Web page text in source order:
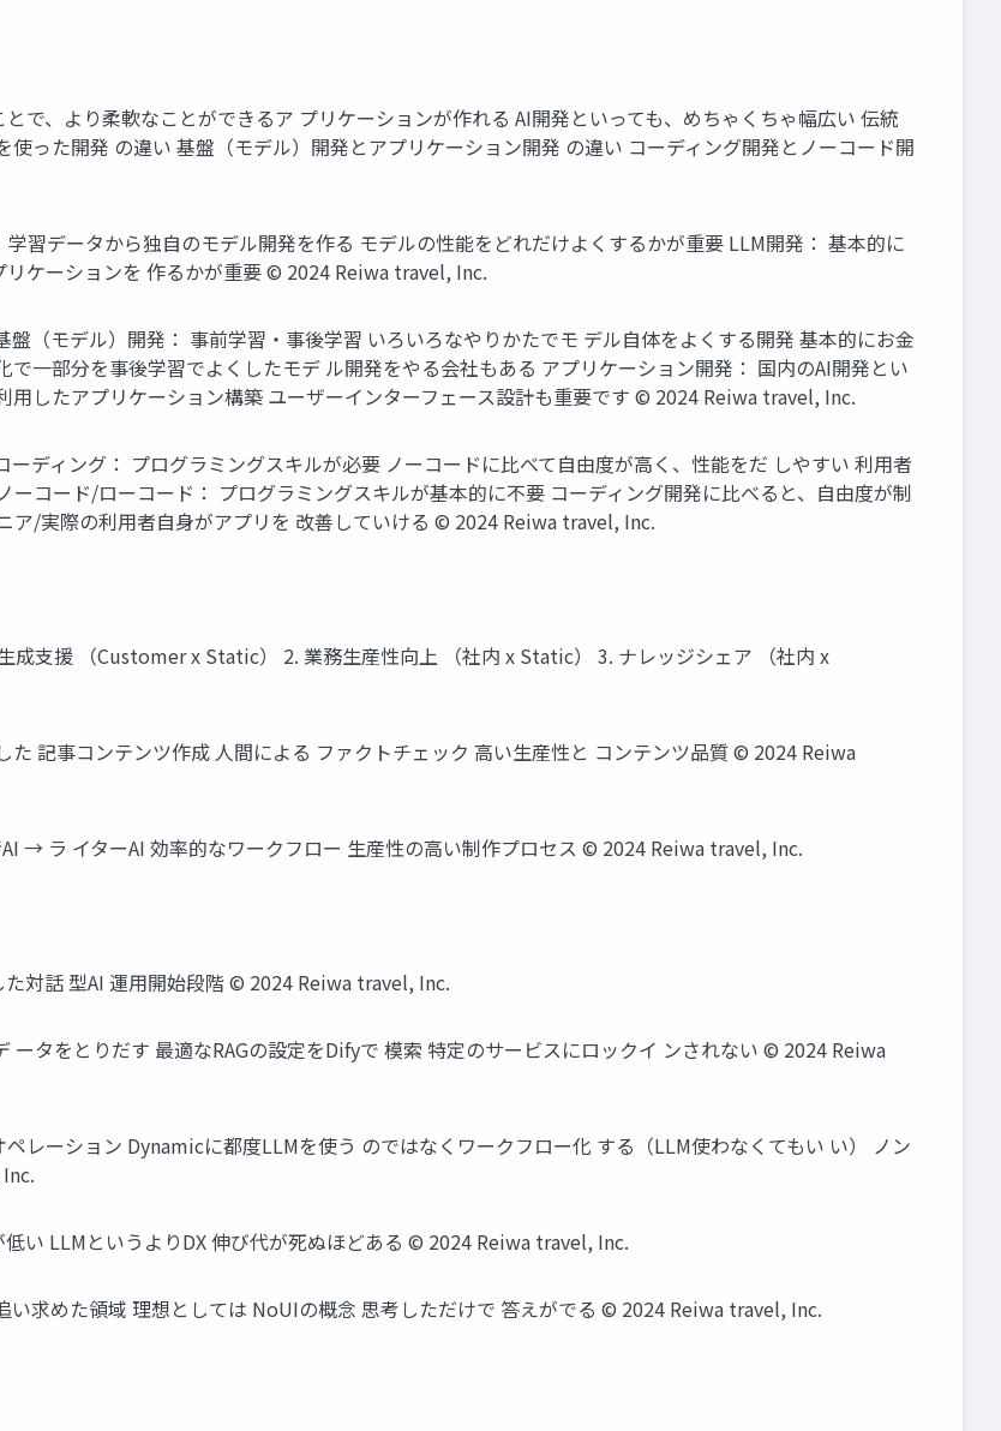
で、より柔軟なことができるア プリケーションが作れる AI開発といっても、めちゃくちゃ幅広い 伝統
った開発 の違い 基盤（モデル）開発とアプリケーション開発 の違い コーディング開発とノーコード開
習データから独自のモデル開発を作る モデルの性能をどれだけよくするかが重要 LLM開発： 基本的に
ケーションを 作るかが重要 © 2024 Reiwa travel, Inc.
（モデル）開発： 事前学習・事後学習 いろいろなやりかたでモ デル自体をよくする開発 基本的にお金
一部分を事後学習でよくしたモデ ル開発をやる会社もある アプリケーション開発： 国内のAI開発とい
用したアプリケーション構築 ユーザーインターフェース設計も重要です © 2024 Reiwa travel, Inc.
ディング： プログラミングスキルが必要 ノーコードに比べて自由度が高く、性能をだ しやすい 利用者
コード/ローコード： プログラミングスキルが基本的に不要 コーディング開発に比べると、自由度が制
ア/実際の利用者自身がアプリを 改善していける © 2024 Reiwa travel, Inc.
成支援 （Customer x Static） 2. 業務生産性向上 （社内 x Static） 3. ナレッジシェア （社内 x
記事コンテンツ作成 人間による ファクトチェック 高い生産性と コンテンツ品質 © 2024 Reiwa
→ ラ イターAI 効率的なワークフロー 生産性の高い制作プロセス © 2024 Reiwa travel, Inc.
対話 型AI 運用開始段階 © 2024 Reiwa travel, Inc.
タをとりだす 最適なRAGの設定をDifyで 模索 特定のサービスにロックイ ンされない © 2024 Reiwa
レーション Dynamicに都度LLMを使う のではなくワークフロー化 する（LLM使わなくてもい い） ノン
い LLMというよりDX 伸び代が死ぬほどある © 2024 Reiwa travel, Inc.
求めた領域 理想としては NoUIの概念 思考しただけで 答えがでる © 2024 Reiwa travel, Inc.